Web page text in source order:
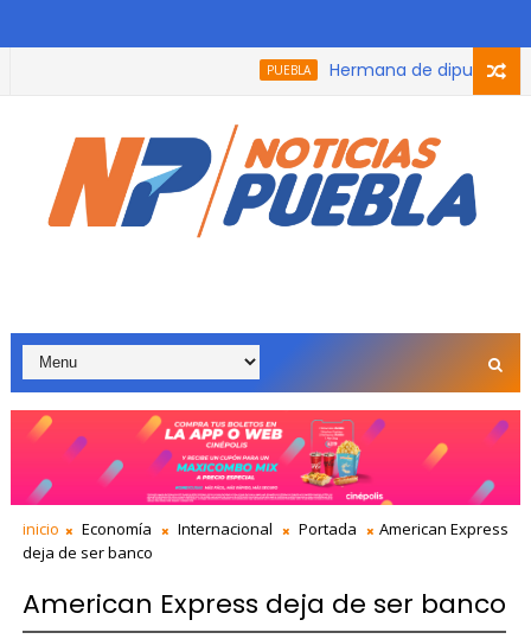
PUEBLA
Hermana de diputada de
inicio Economía Internacional Portada
American Express
deja de ser banco
American Express deja de ser banco